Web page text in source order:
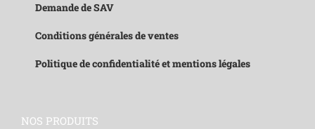
Demande de SAV
Conditions générales de ventes
Politique de confidentialité et mentions légales
NOS PRODUITS